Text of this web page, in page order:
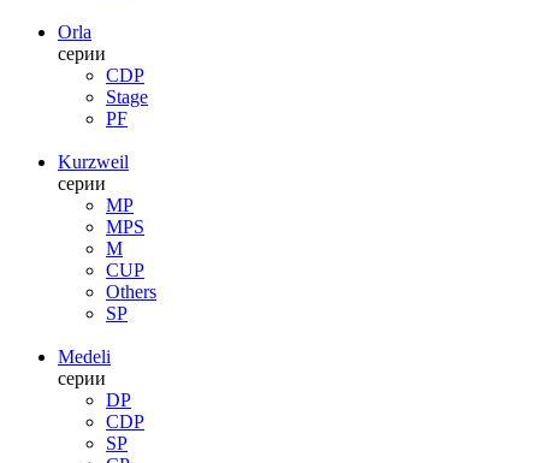
Orla
серии
CDP
Stage
PF
Kurzweil
серии
MP
MPS
M
CUP
Others
SP
Medeli
серии
DP
CDP
SP